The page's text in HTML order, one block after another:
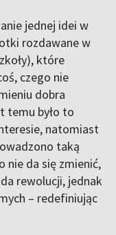
jednej idei w
rozdawane w
które
czego nie
dobra
temu było to
natomiast
taką
nie da się zmienić,
rewolucji, jednak
– redefiniując